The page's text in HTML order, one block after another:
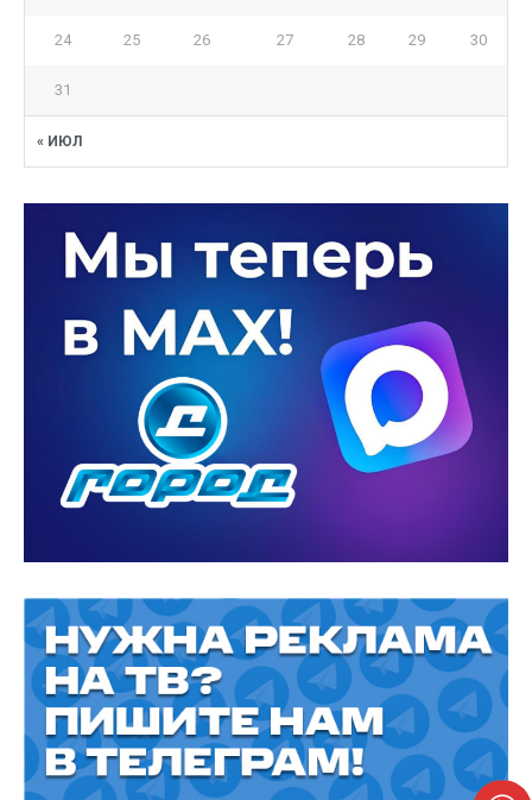
« ИЮЛ
24 25 26 27 28 29 30
31